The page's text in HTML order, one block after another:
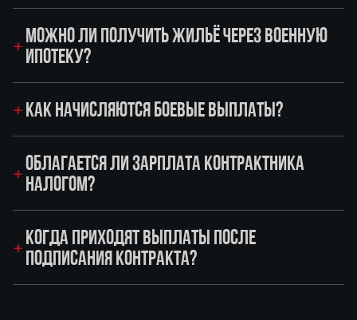
МОЖНО ЛИ ПОЛУЧИТЬ ЖИЛЬЁ ЧЕРЕЗ ВОЕННУЮ
ИПОТЕКУ?
КАК НАЧИСЛЯЮТСЯ БОЕВЫЕ ВЫПЛАТЫ?
ОБЛАГАЕТСЯ ЛИ ЗАРПЛАТА КОНТРАКТНИКА
НАЛОГОМ?
КОГДА ПРИХОДЯТ ВЫПЛАТЫ ПОСЛЕ
ПОДПИСАНИЯ КОНТРАКТА?